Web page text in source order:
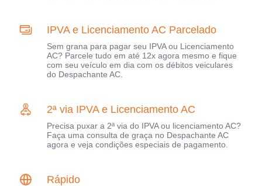
IPVA e Licenciamento AC Parcelado
Sem grana para pagar seu IPVA ou Licenciamento
AC? Parcele tudo em até 12x agora mesmo e fique
com seu veículo em dia com os débitos veiculares
do Despachante AC.
2ª via IPVA e Licenciamento AC
Precisa puxar a 2ª via do IPVA ou licenciamento AC?
Faça uma consulta de graça no Despachante AC
agora e veja condições especiais de pagamento.
Rápido